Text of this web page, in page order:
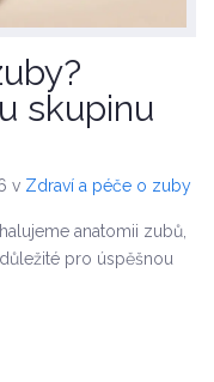
skupinu
v Zdraví a péče o zuby
anatomii zubů,
pro úspěšnou